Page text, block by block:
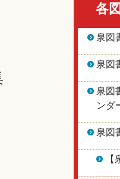
各
泉図
泉図
泉図
ンダ
泉図